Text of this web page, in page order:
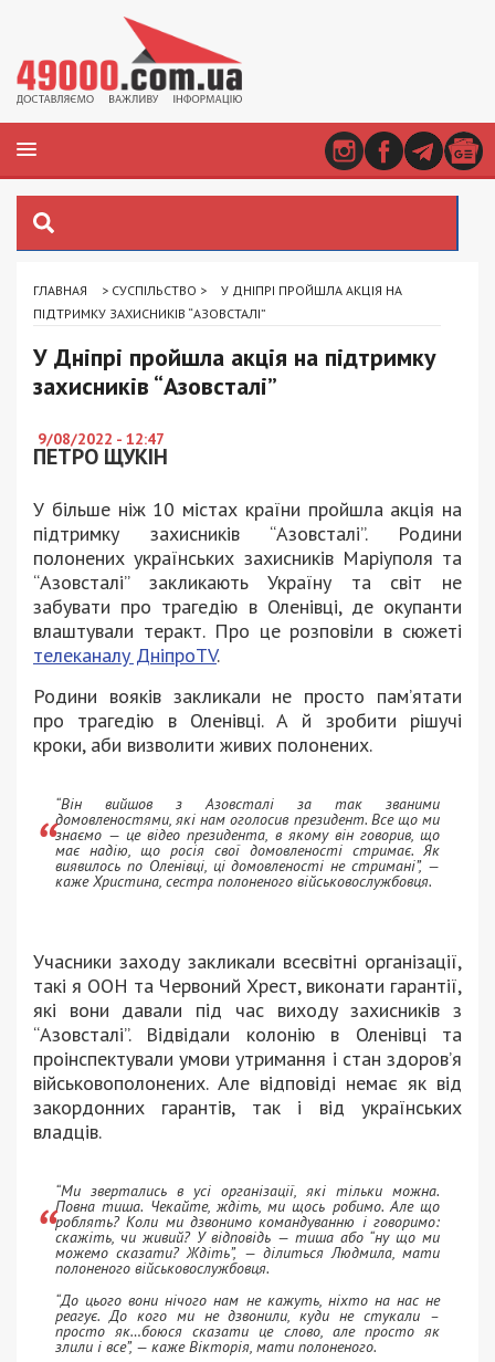
ГЛАВНАЯ > СУСПІЛЬСТВО >
У ДНІПРІ ПРОЙШЛА АКЦІЯ НА
ПІДТРИМКУ ЗАХИСНИКІВ “АЗОВСТАЛІ”
У Дніпрі пройшла акція на підтримку
захисників “Азовсталі”
9/08/2022 - 12:47
ПЕТРО ЩУКІН
У більше ніж 10 містах країни пройшла акція на
підтримку захисників “Азовсталі”. Родини
полонених українських захисників Маріуполя та
“Азовсталі” закликають Україну та світ не
забувати про трагедію в Оленівці, де окупанти
влаштували теракт. Про це розповіли в сюжеті
телеканалу ДніпроTV.
Родини вояків закликали не просто пам’ятати
про трагедію в Оленівці. А й зробити рішучі
кроки, аби визволити живих полонених.
“Він вийшов з Азовсталі за так званими
домовленостями, які нам оголосив президент. Все що ми
знаємо — це відео президента, в якому він говорив, що
має надію, що росія свої домовленості стримає. Як
виявилось по Оленівці, ці домовленості не стримані”, —
каже Христина, сестра полоненого військовослужбовця.
Учасники заходу закликали всесвітні організації,
такі я ООН та Червоний Хрест, виконати гарантії,
які вони давали під час виходу захисників з
“Азовсталі”. Відвідали колонію в Оленівці та
проінспектували умови утримання і стан здоров’я
військовополонених. Але відповіді немає як від
закордонних гарантів, так і від українських
владців.
“Ми звертались в усі організації, які тільки можна.
Повна тиша. Чекайте, ждіть, ми щось робимо. Але що
роблять? Коли ми дзвонимо командуванню і говоримо:
скажіть, чи живий? У відповідь — тиша або “ну що ми
можемо сказати? Ждіть”, — ділиться Людмила, мати
полоненого військовослужбовця.
“До цього вони нічого нам не кажуть, ніхто на нас не
реагує. До кого ми не дзвонили, куди не стукали –
просто як…боюся сказати це слово, але просто як
злили і все”, — каже Вікторія, мати полоненого.